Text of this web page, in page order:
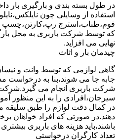
در طول بسته بندی و بارگیری بار
استفاده از وسایلی چون
فوم،طناب،استرچ
که توسط شرکت باربری به محل
نهایی می افزاید.
چیدمان بار و اثاث
گاهی لوازمی که توسط وانت و
جابه جا می شوند،بنا به درخواست
شرکت باربری انجام می گیرد.شرکت
سیرجان،افرادی را به این منظور
در کمال دقت لوازم را طبق
دهند.در صورتی که افراد خواهان
باشند،باید هزینه های باربری
تعداد کارگران درخواستی